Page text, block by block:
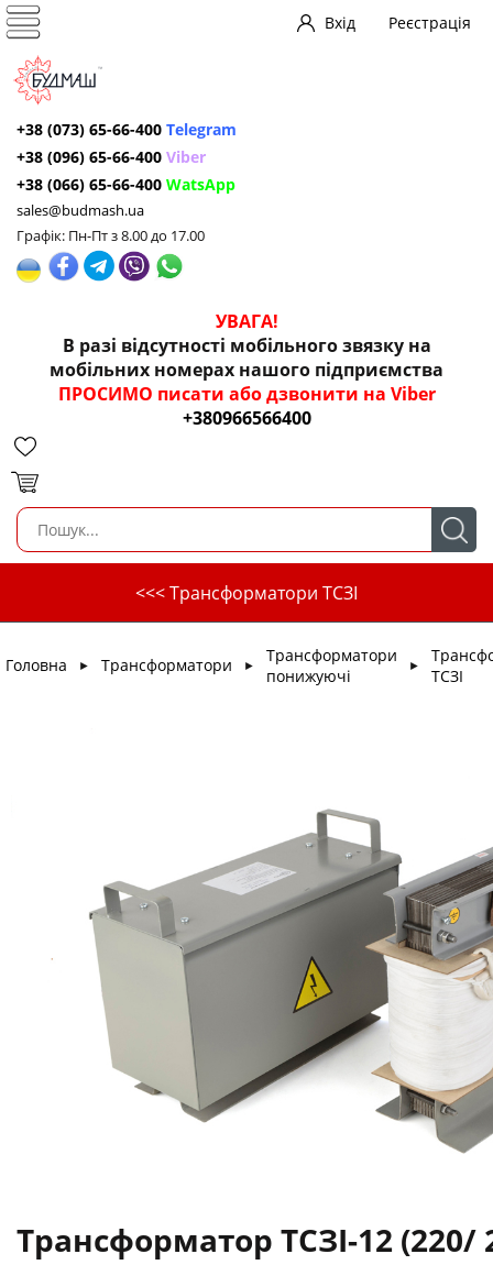
Вхід Реєстрація
+38 (073) 65-66-400 Telegram
+38 (096) 65-66-400 Viber
+38 (066) 65-66-400 WatsApp
sales@budmash.ua
Графік: Пн-Пт з 8.00 до 17.00
УВАГА!
В разі відсутності мобільного звязку на
мобільних номерах нашого підприємства
ПРОСИМО писати або дзвонити на Viber
+380966566400
<<< Трансформатори ТСЗІ
Головна ► Трансформатори ►
Трансформатори
понижуючі
►
ТСЗІ
Трансформатор ТСЗІ-12 (220/